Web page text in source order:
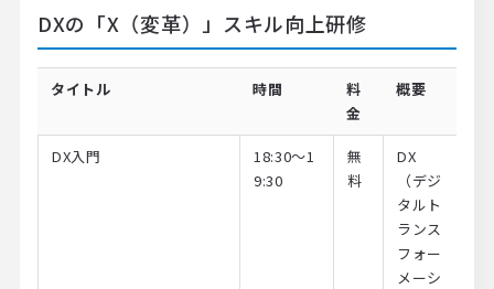
DXの「X（変革）」スキル向上研修
タイトル 時間
料
金
概要
DX入門
18:30～1
9:30
無
料
DX
（デジ
タルト
ランス
フォー
メーシ